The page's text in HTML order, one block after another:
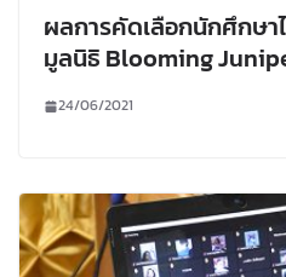
ผลการคัดเลือกนักศึกษ
มูลนิธิ Blooming
24/06/2021